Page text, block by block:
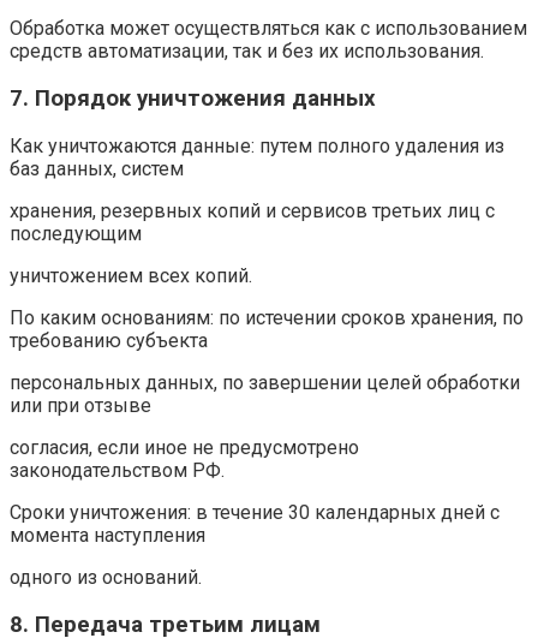
Обработка может осуществляться как с использованием
средств автоматизации, так и без их использования.
7. Порядок уничтожения данных
Как уничтожаются данные: путем полного удаления из
баз данных, систем
хранения, резервных копий и сервисов третьих лиц с
последующим
уничтожением всех копий.
По каким основаниям: по истечении сроков хранения, по
требованию субъекта
персональных данных, по завершении целей обработки
или при отзыве
согласия, если иное не предусмотрено
законодательством РФ.
Сроки уничтожения: в течение 30 календарных дней с
момента наступления
одного из оснований.
8. Передача третьим лицам